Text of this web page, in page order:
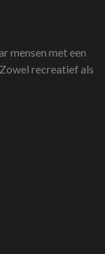
mensen met een
recreatief als